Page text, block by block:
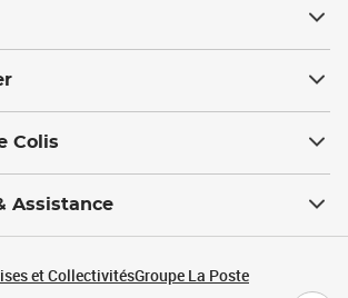
Colis
Assistance
et CollectivitésGroupe La Poste